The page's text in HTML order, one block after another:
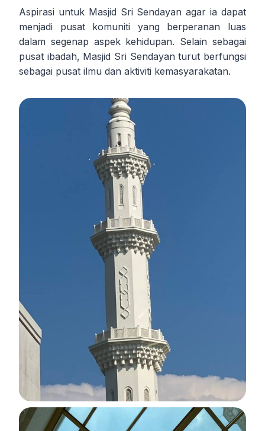
Aspirasi untuk Masjid Sri Sendayan agar ia dapat
menjadi pusat komuniti yang berperanan luas
dalam segenap aspek kehidupan. Selain sebagai
pusat ibadah, Masjid Sri Sendayan turut berfungsi
sebagai pusat ilmu dan aktiviti kemasyarakatan.